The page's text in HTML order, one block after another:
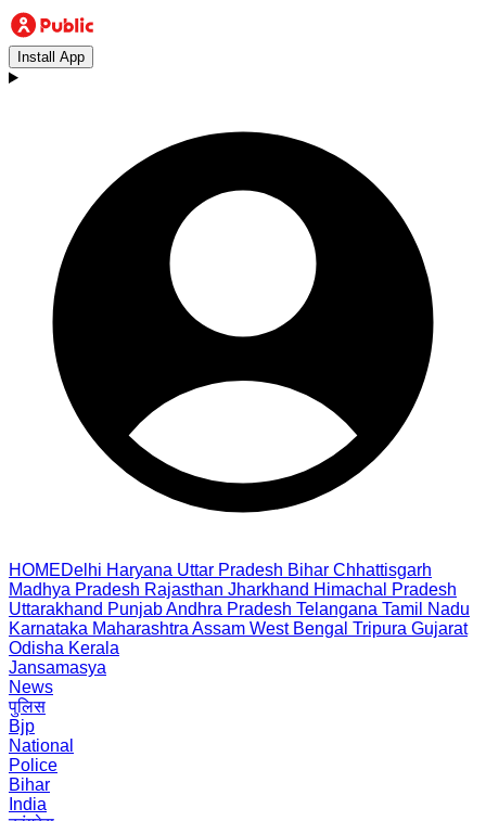
Install App
HOMEDelhi Haryana Uttar Pradesh Bihar Chhattisgarh
Madhya Pradesh Rajasthan Jharkhand Himachal Pradesh
Uttarakhand PunjabAndhra Pradesh Telangana Tamil Nadu
Karnataka Maharashtra Assam West Bengal Tripura Gujarat
Odisha Kerala
Jansamasya
News
पुलिस
Bjp
National
Police
Bihar
India